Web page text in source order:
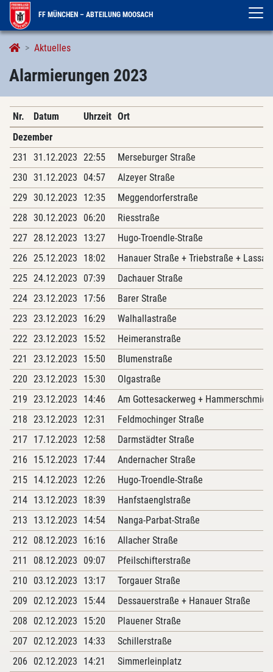
FF MÜNCHEN – ABTEILUNG MOOSACH
Aktuelles
Alarmierungen
Alarmierungen 2023
Nr. Datum Uhrzeit Ort
Dezember
231
31.12.2023 22:55
Merseburger Straße
230 31.12.2023 04:57
Alzeyer Straße
229 30.12.2023 12:35
Meggendorferstraße
228 30.12.2023 06:20
Riesstraße
227 28.12.2023 13:27
Hugo-Troendle-Straße
226 25.12.2023 18:02
Hanauer Straße + Triebstraße +
225 24.12.2023 07:39
Dachauer Straße
224 23.12.2023 17:56
Barer Straße
223 23.12.2023 16:29
Walhallastraße
222 23.12.2023 15:52
Heimeranstraße
221
23.12.2023 15:50
Blumenstraße
220 23.12.2023 15:30
Olgastraße
219 23.12.2023 14:46
Am Gottesackerweg +
218 23.12.2023 12:31
Feldmochinger Straße
217 17.12.2023 12:58
Darmstädter Straße
216
15.12.2023 17:44
Andernacher Straße
215 14.12.2023 12:26
Hugo-Troendle-Straße
214 13.12.2023 18:39
Hanfstaenglstraße
213
13.12.2023 14:54
Nanga-Parbat-Straße
212 08.12.2023 16:16
Allacher Straße
211
08.12.2023 09:07
Pfeilschifterstraße
210
03.12.2023 13:17
Torgauer Straße
209
02.12.2023 15:44
Dessauerstraße + Hanauer Straße
208
02.12.2023 15:20
Plauener Straße
207 02.12.2023 14:33
Schillerstraße
206
02.12.2023 14:21
Simmerleinplatz